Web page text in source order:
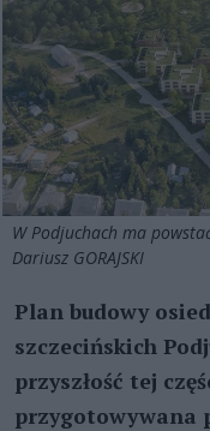
W Podjuchach ma
Dariusz GORAJSKI
Plan budowy
szczecińskich
przyszłość tej
przygotowywana